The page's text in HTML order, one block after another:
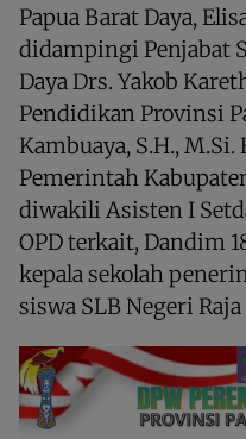
Papua Barat Daya,
didampingi Penjabat
Daya Drs. Yakob
Pendidikan Provinsi
Kambuaya, S.H.,
Pemerintah
diwakili Asisten I
OPD terkait, Dandim
kepala sekolah
siswa SLB Negeri